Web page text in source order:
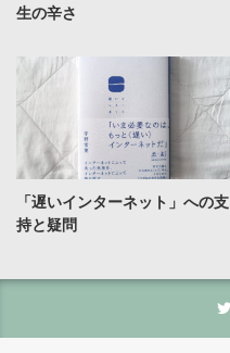
生の辛さ
「遅いインターネット」への支
持と疑問